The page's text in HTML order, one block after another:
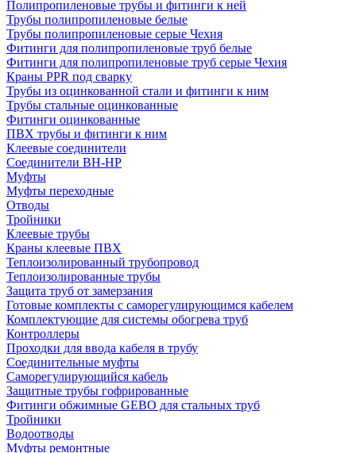
Полипропиленовые трубы и фитинги к ней
Трубы полипропиленовые белые
Трубы полипропиленовые серые Чехия
Фитинги для полипропиленовые труб белые
Фитинги для полипропиленовые труб серые Чехия
Краны PPR под сварку
Трубы из оцинкованной стали и фитинги к ним
Трубы стальные оцинкованные
Фитинги оцинкованные
ПВХ трубы и фитинги к ним
Клеевые соединители
Соединители ВН-НР
Муфты
Муфты переходные
Отводы
Тройники
Клеевые трубы
Краны клеевые ПВХ
Теплоизолированный трубопровод
Теплоизолированные трубы
Защита труб от замерзания
Готовые комплекты с саморегулирующимся кабелем
Комплектующие для системы обогрева труб
Контроллеры
Проходки для ввода кабеля в трубу
Соединительные муфты
Саморегулирующийся кабель
Защитные трубы гофрированные
Фитинги обжимные GEBO для стальных труб
Тройники
Водоотводы
Муфты ремонтные